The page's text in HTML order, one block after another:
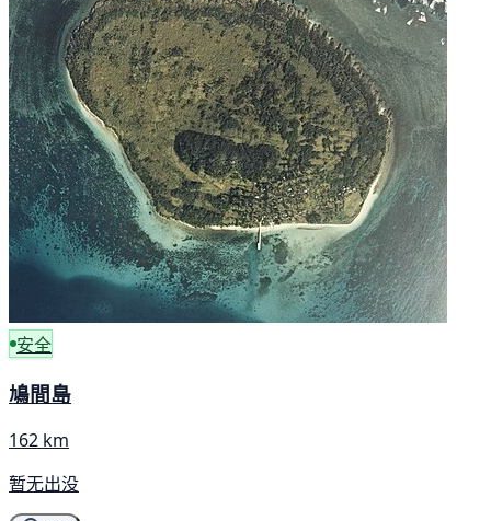
安全
鳩間島
162 km
暂无出没